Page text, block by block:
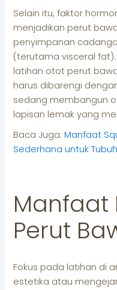
Selain itu, faktor
menjadikan perut
penyimpanan
(terutama visceral
latihan otot perut
harus dibarengi
sedang membangun
lapisan lemak yang
Baca Juga:Manfaat
Sederhana untuk
Manfaat
Perut
Fokus pada latihan di
estetika atau